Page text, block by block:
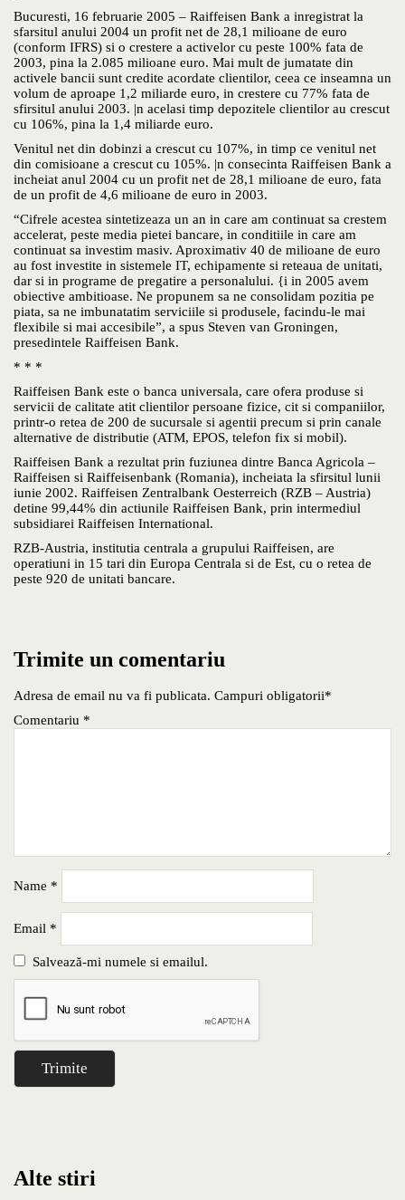
Bucuresti, 16 februarie 2005 – Raiffeisen Bank a inregistrat la
sfarsitul anului 2004 un profit net de 28,1 milioane de euro
(conform IFRS) si o crestere a activelor cu peste 100% fata de
2003, pina la 2.085 milioane euro. Mai mult de jumatate din
activele bancii sunt credite acordate clientilor, ceea ce inseamna un
volum de aproape 1,2 miliarde euro, in crestere cu 77% fata de
sfirsitul anului 2003. |n acelasi timp depozitele clientilor au crescut
cu 106%, pina la 1,4 miliarde euro.
Venitul net din dobinzi a crescut cu 107%, in timp ce venitul net
din comisioane a crescut cu 105%. |n consecinta Raiffeisen Bank a
incheiat anul 2004 cu un profit net de 28,1 milioane de euro, fata
de un profit de 4,6 milioane de euro in 2003.
“Cifrele acestea sintetizeaza un an in care am continuat sa crestem
accelerat, peste media pietei bancare, in conditiile in care am
continuat sa investim masiv. Aproximativ 40 de milioane de euro
au fost investite in sistemele IT, echipamente si reteaua de unitati,
dar si in programe de pregatire a personalului. {i in 2005 avem
obiective ambitioase. Ne propunem sa ne consolidam pozitia pe
piata, sa ne imbunatatim serviciile si produsele, facindu-le mai
flexibile si mai accesibile”, a spus Steven van Groningen,
presedintele Raiffeisen Bank.
* * *
Raiffeisen Bank este o banca universala, care ofera produse si
servicii de calitate atit clientilor persoane fizice, cit si companiilor,
printr-o retea de 200 de sucursale si agentii precum si prin canale
alternative de distributie (ATM, EPOS, telefon fix si mobil).
Raiffeisen Bank a rezultat prin fuziunea dintre Banca Agricola –
Raiffeisen si Raiffeisenbank (Romania), incheiata la sfirsitul lunii
iunie 2002. Raiffeisen Zentralbank Oesterreich (RZB – Austria)
detine 99,44% din actiunile Raiffeisen Bank, prin intermediul
subsidiarei Raiffeisen International.
RZB-Austria, institutia centrala a grupului Raiffeisen, are
operatiuni in 15 tari din Europa Centrala si de Est, cu o retea de
peste 920 de unitati bancare.
Trimite un comentariu
Adresa de email nu va fi publicata. Campuri obligatorii*
Comentariu *
Name *
Email *
Salvează-mi numele si emailul.
Alte stiri